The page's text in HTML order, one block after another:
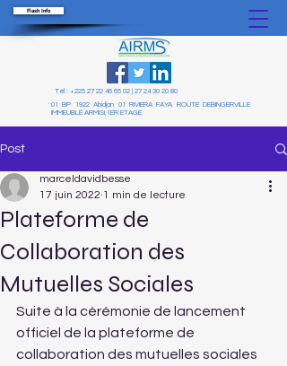
Flash Info
Tél : +225 27 22 46 65 02| 27 24 30 20 80
01 BP 1922 Abidjan 01 RIVIERA FAYA ROUTE DEBINGERVILLE
IMMEUBLE ARMISI,1ER ETAGE
Post
Plateforme de
Collaboration des
Mutuelles Sociales
marceldavidbesse
17 juin 2022 1 min de lecture
Suite à la cérémonie de lancement
officiel de la plateforme de
collaboration des mutuelles sociales